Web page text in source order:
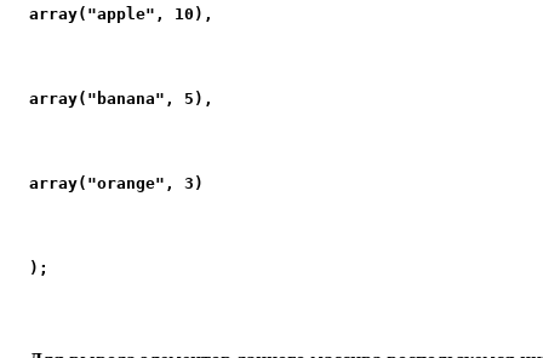
array("apple", 10),
array("banana", 5),
array("orange", 3)
);